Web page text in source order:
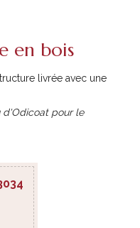
en bois
livrée avec une
d'Odicoat pour le